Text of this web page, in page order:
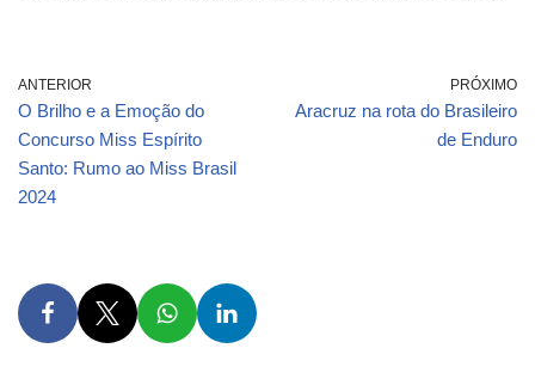
ANTERIOR
O Brilho e a Emoção do
Concurso Miss Espírito
Santo: Rumo ao Miss Brasil
2024
PRÓXIMO
Aracruz na rota do Brasileiro
de Enduro